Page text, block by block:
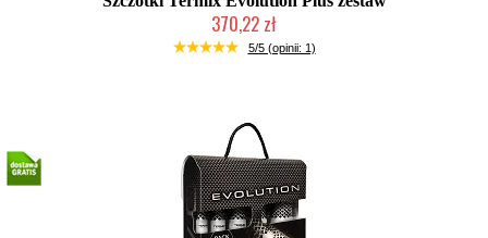
370,22 zł
Mała ilość (wysyłka w 24h)
5/5 (opinii: 1)